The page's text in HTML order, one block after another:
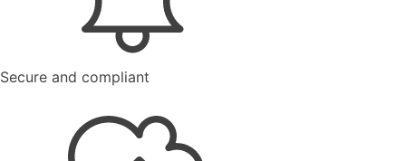
Secure and compliant